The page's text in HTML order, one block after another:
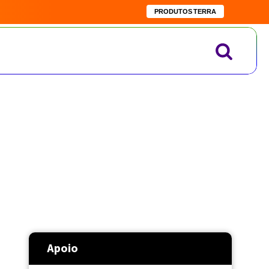
PRODUTOS TERRA
Apoio